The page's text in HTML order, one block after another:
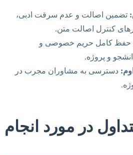
تضمین اصالت و عدم سرقت ادبی،
کنترل اصالت متن.
حفظ کامل حریم خصوصی و
و پروژه.
دسترسی به مشاوران مجرب در
در مورد انجام